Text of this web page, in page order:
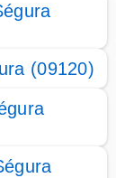
(09120)